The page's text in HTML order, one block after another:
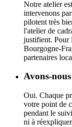
Notre atelier
intervenons
pilotent très
l'atelier de
justifient. Pour
Bourgogne-
partenaires
Avons-
Oui. Chaque
votre point de
pendant le
ni à